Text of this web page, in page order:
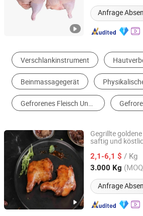
Anfrage
Verschlankinstrument
Beinmassagegerät
Gefrorenes Fleisch Und Zubereitung
Gegrillte
saftig und
2,1-6,1 $ / Kg
3.000 Kg
Anfrage
SHANDONG ZHENGTENG FOOD
Shandong, China Seit